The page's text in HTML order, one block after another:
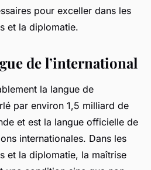
pour exceller dans les
et la diplomatie.
de l’international
la langue de
par environ 1,5 milliard de
et est la langue officielle de
internationales. Dans les
et la diplomatie, la maîtrise